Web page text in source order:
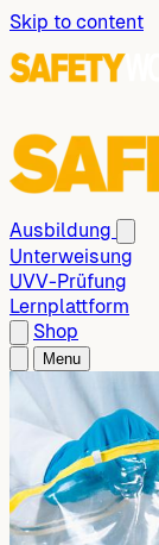
Skip to content
Ausbildung
Unterweisung
UVV-Prüfung
Lernplattform
Shop
Menu